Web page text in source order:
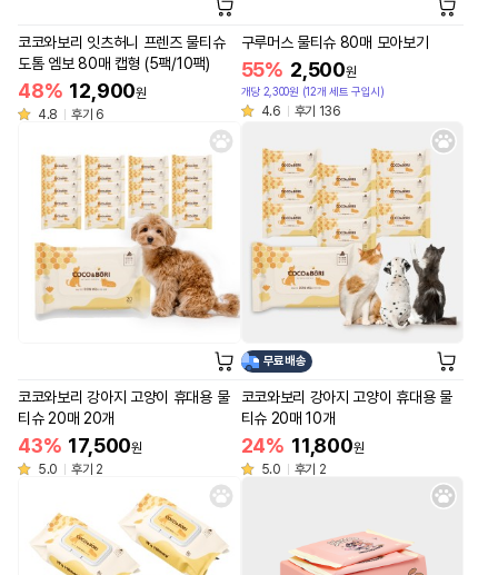
코코와보리 잇츠허니 프렌즈 물티슈
도톰 엠보 80매 캡형 (5팩/10팩)
48% 12,900원
4.8
후기 6
구루머스 물티슈 80매 모아보기
55% 2,500원
개당 2,300원 (12개 세트 구입시)
4.6 후기 136
코코와보리 강아지 고양이 휴대용 물
티슈 20매 20개
43% 17,500원
5.0
후기 2
무료배송
코코와보리 강아지 고양이 휴대용 물
티슈 20매 10개
24% 11,800원
5.0
후기 2